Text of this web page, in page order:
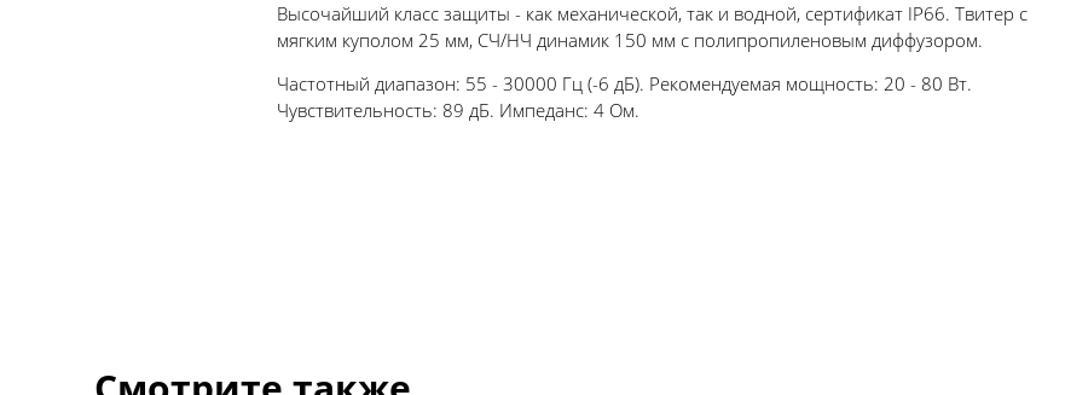
Высочайший класс защиты - как механической, так и водной, сертификат IP66. Твитер с
мягким куполом 25 мм, СЧ/НЧ динамик 150 мм с полипропиленовым диффузором.
Частотный диапазон: 55 - 30000 Гц (-6 дБ). Рекомендуемая мощность: 20 - 80 Вт.
Чувствительность: 89 дБ. Импеданс: 4 Ом.